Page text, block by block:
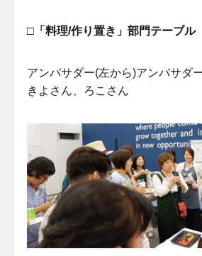
□「料理/作り置き」部門テーブル
アンバサダー(左から)アンバサダ
きよさん、ろこさん